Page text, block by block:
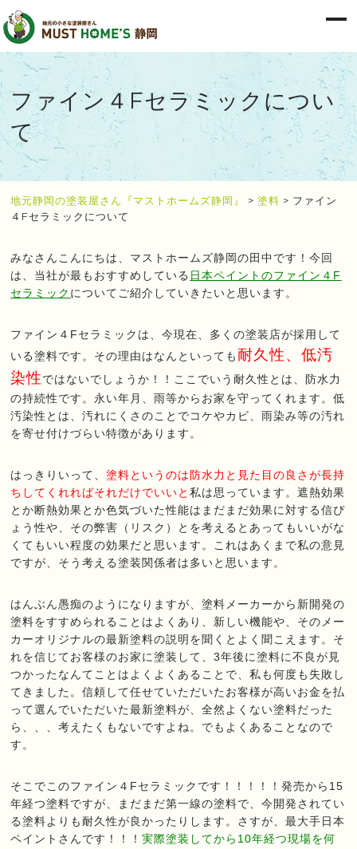
ファイン４Fセラミックについ
て
地元静岡の塗装屋さん『マストホームズ静岡』 >塗料 > ファイン
４Fセラミックについて
みなさんこんにちは、マストホームズ静岡の田中です！今回
は、当社が最もおすすめしている 日本ペイントのファイン４F
セラミック についてご紹介していきたいと思います。
ファイン４Fセラミックは、今現在、多くの塗装店が採用して
いる塗料です。その理由はなんといっても 耐久性、低汚
染性ではないでしょうか！！ここでいう耐久性とは、防水力
の持続性です。永い年月、雨等からお家を守ってくれます。低
汚染性とは、汚れにくさのことでコケやカビ、雨染み等の汚れ
を寄せ付けづらい特徴があります。
はっきりいって、塗料というのは防水力と見た目の良さが長持
ちしてくれればそれだけでいいと私は思っています。遮熱効果
とか断熱効果とか色気づいた性能はまだまだ効果に対する信ぴ
ょう性や、その弊害（リスク）とを考えるとあってもいいがな
くてもいい程度の効果だと思います。これはあくまで私の意見
ですが、そう考える塗装関係者は多いと思います。
はんぶん愚痴のようになりますが、塗料メーカーから新開発の
塗料をすすめられることはよくあり、新しい機能や、そのメー
カーオリジナルの最新塗料の説明を聞くとよく聞こえます。そ
れを信じてお客様のお家に塗装して、3年後に塗料に不良が見
つかったなんてことはよくよくあることで、私も何度も失敗し
てきました。信頼して任せていただいたお客様が高いお金を払
って選んでいただいた最新塗料が、全然よくない塗料だった
ら、、、考えたくもないですよね。でもよくあることなので
す。
そこでこのファイン４Fセラミックです！！！！！発売から15
年経つ塗料ですが、まだまだ第一線の塗料で、今開発されてい
る塗料よりも耐久性が良かったりします。さすが、最大手日本
ペイントさんです！！！実際塗装してから10年経つ現場を何